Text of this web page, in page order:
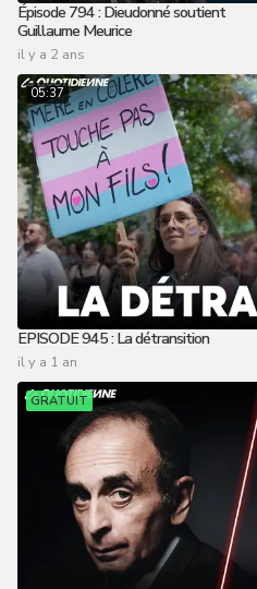
Épisode 794 : Dieudonné soutient
Guillaume Meurice
il y a 2 ans
05:37
EPISODE 945 : La détransition
il y a 1 an
GRATUIT